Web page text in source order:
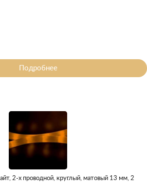
Подробнее
2-х проводной, круглый, матовый 13 мм, 2